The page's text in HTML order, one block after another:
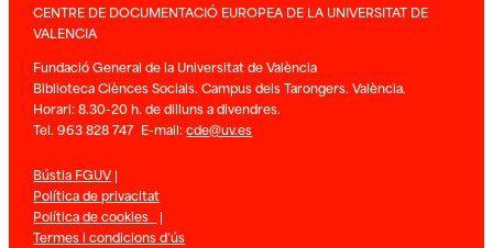
CENTRE DE DOCUMENTACIÓ EUROPEA DE LA UNIVERSITAT DE
VALENCIA
Fundació General de la Universitat de València
Biblioteca Ciènces Socials. Campus dels Tarongers. València.
Horari: 8.30-20 h. de dilluns a divendres.
Tel. 963 828 747 E-mail:cde@uv.es
Bústia FGUV|
Política de privacitat
Política de cookies |
Termes i condicions d’ús